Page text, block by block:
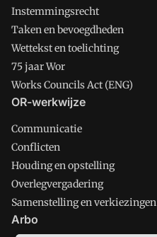
Instemmingsrecht
Taken en bevoegdheden
Wettekst en toelichting
75 jaar Wor
Works Councils Act (ENG)
OR-werkwijze
Communicatie
Conflicten
Houding en opstelling
Overlegvergadering
Samenstelling en verkiezingen
Arbo